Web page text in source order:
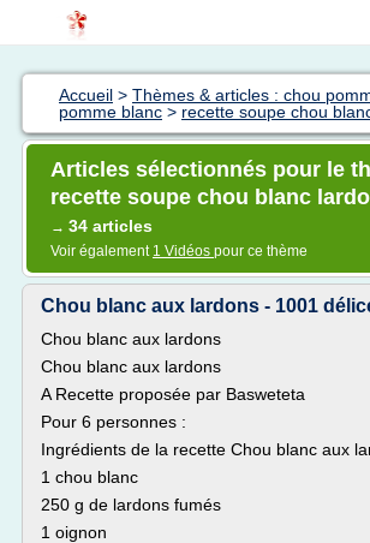
Accueil > Thèmes & articles : chou
pomme blanc > recette soupe chou
Articles sélectionnés pour le
recette soupe chou blanc
→ 34 articles
Voir également 1 Vidéos pour ce thème
Chou blanc aux lardons - 1001
Chou blanc aux lardons
Chou blanc aux lardons
A Recette proposée par Basweteta
Pour 6 personnes :
Ingrédients de la recette Chou blanc aux
1 chou blanc
250 g de lardons fumés
1 oignon